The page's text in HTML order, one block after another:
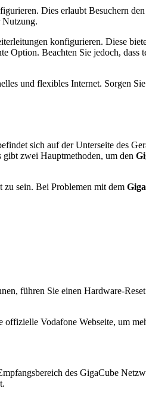
Dies erlaubt Besuchern
Nutzung.
konfigurieren. Diese
Option. Beachten Sie jedoch, dass
und flexibles Internet. Sorgen
sich auf der Unterseite des
gibt zwei Hauptmethoden, um den
zu sein. Bei Problemen mit dem
führen Sie einen Hardware-
Vodafone Webseite, um
des GigaCube